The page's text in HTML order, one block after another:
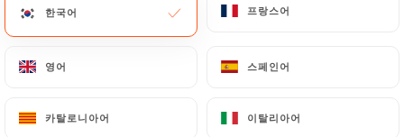
한국어 프랑스어
영어 스페인어
카탈로니아어 이탈리아어
한국어 프랑스어
영어 스페인어
카탈로니아어 이탈리아어